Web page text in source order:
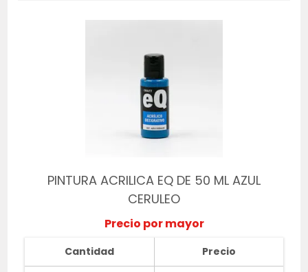
PINTURA ACRILICA EQ DE 50 ML AZUL
CERULEO
Precio por mayor
Cantidad Precio